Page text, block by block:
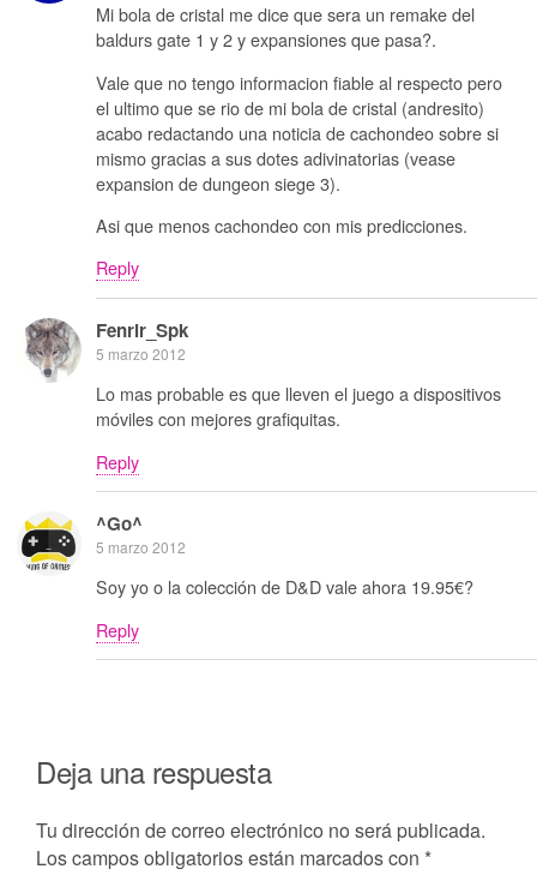
Mi bola de cristal me dice que sera un remake del
baldurs gate 1 y 2 y expansiones que pasa?.
Vale que no tengo informacion fiable al respecto pero
el ultimo que se rio de mi bola de cristal (andresito)
acabo redactando una noticia de cachondeo sobre si
mismo gracias a sus dotes adivinatorias (vease
expansion de dungeon siege 3).
Asi que menos cachondeo con mis predicciones.
Reply
Fenrir_Spk
5 marzo 2012
Lo mas probable es que lleven el juego a dispositivos
móviles con mejores grafiquitas.
Reply
^Go^
5 marzo 2012
Soy yo o la colección de D&D vale ahora 19.95€?
Reply
Deja una respuesta
Tu dirección de correo electrónico no será publicada.
Los campos obligatorios están marcados con *